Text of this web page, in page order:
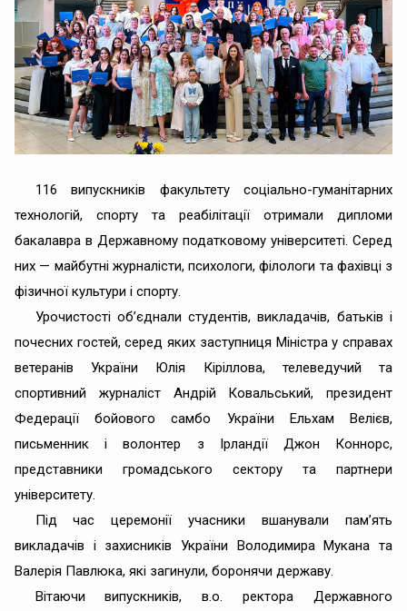
116 випускників факультету соціально-гуманітарних
технологій, спорту та реабілітації отримали дипломи
бакалавра в Державному податковому університеті. Серед
них — майбутні журналісти, психологи, філологи та фахівці з
фізичної культури і спорту.
Урочистості об’єднали студентів, викладачів, батьків і
почесних гостей, серед яких заступниця Міністра у справах
ветеранів України Юлія Кіріллова, телеведучий та
спортивний журналіст Андрій Ковальський, президент
Федерації бойового самбо України Ельхам Велієв,
письменник і волонтер з Ірландії Джон Коннорс,
представники громадського сектору та партнери
університету.
Під час церемонії учасники вшанували пам’ять
викладачів і захисників України Володимира Мукана та
Валерія Павлюка, які загинули, боронячи державу.
Вітаючи випускників, в.о. ректора Державного